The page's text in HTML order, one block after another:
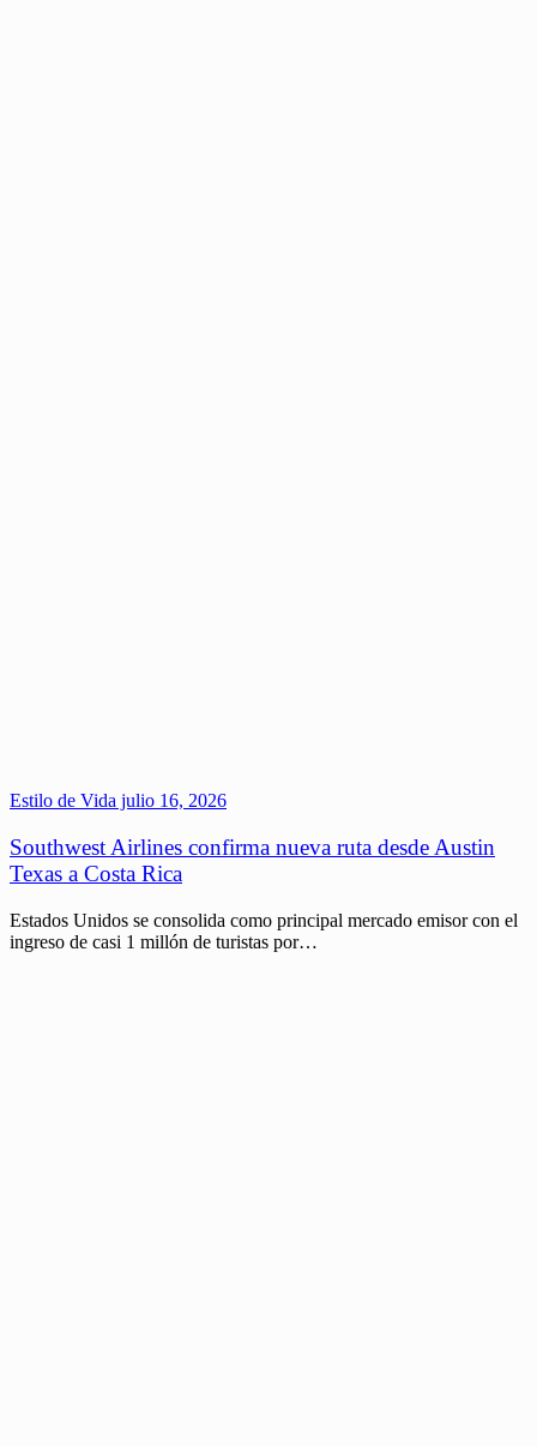
Estilo de Vida julio 16, 2026
Southwest Airlines confirma nueva ruta desde Austin
Texas a Costa Rica
Estados Unidos se consolida como principal mercado emisor con el
ingreso de casi 1 millón de turistas por…